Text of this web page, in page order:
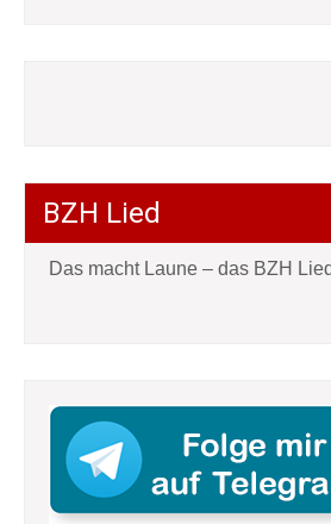
BZH Lied
Das macht Laune – das BZH